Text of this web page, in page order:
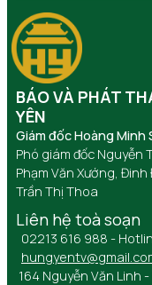
BÁO VÀ PHÁT
YÊN
Giám đốc Hoàng Minh
Phó giám đốc Nguyễn
Phạm Văn Xướng, Đinh
Trần Thị Thoa
Liên hệ toà soạn
02213 616 988 -
164 Nguyễn Văn Linh -